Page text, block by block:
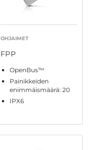
OHJAIMET
FPP
OpenBus™
Painikkeiden
enimmäismäärä: 20
IPX6